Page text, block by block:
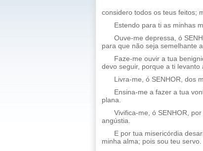
considero todos os teus feitos;
Estendo para ti as minhas
Ouve-me depressa, ó
para que não seja semelhante
Faze-me ouvir a tua
devo seguir, porque a ti levanto
Livra-me, ó SENHOR, dos
Ensina-me a fazer a tua
plana.
Vivifica-me, ó SENHOR,
angústia.
E por tua misericórdia
minha alma; pois sou teu servo.